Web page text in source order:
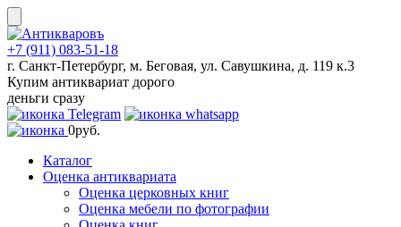
Skip
to
content
+7 (911) 083-51-18
г. Санкт-Петербург, м. Беговая, ул. Савушкина, д. 119 к.3
Купим антиквариат дорого
деньги сразу
0руб.
Каталог
Оценка антиквариата
Оценка церковных книг
Оценка мебели по фотографии